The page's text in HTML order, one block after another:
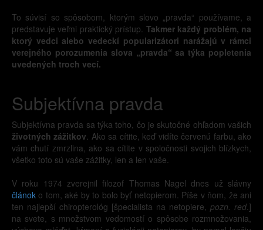
To súvisí so spôsobom, ktorým slovo „pravda“ používame, a
predstavuje veľmi praktický prístup. Takmer každý problém, na
ktorý vedci alebo vedeckí popularizátori narážajú v rámci
verejného porozumenia slova „pravda“ sa týka popletenia
uvedených troch vecí.
Subjektívna pravda
Subjektívna pravda sa týka toho, čo je skutočné ohľadom vašich
životných zážitkov. Ako sa cítite, keď vidíte červenú farbu, ako
vám chutí zmrzlina, ako sa cítite v spoločnosti svojich blízkych,
všetko toto sú vaše zážitky, len a len vaše.
V roku 1974 zverejnil filozof Thomas Nagel dnes už slávny
článok o tom, aké by to bolo byť netopierom. Píše v ňom, že ani
ten najlepší chiropterológ [špecialista na netopiere, pozn. red.]
na svete, s množstvom vedomostí o spôsobe rozmnožovania,